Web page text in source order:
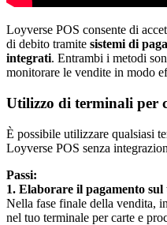
Loyverse POS consente di
di debito tramite sistemi di
integrati. Entrambi i metodi
monitorare le vendite in modo
Utilizzo di terminali per
È possibile utilizzare qualsiasi
Loyverse POS senza
Passi:
1. Elaborare il pagamento sul
Nella fase finale della vendita,
nel tuo terminale per carte e